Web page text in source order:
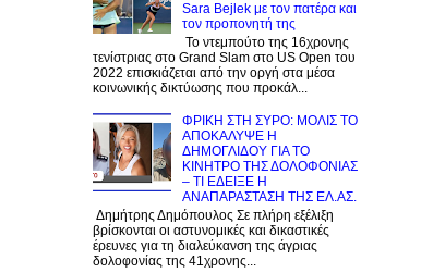
Sara Bejlek με τον πατέρα και
τον προπονητή της
Το ντεμπούτο της 16χρονης
τενίστριας στο Grand Slam στο US Open του
2022 επισκιάζεται από την οργή στα μέσα
κοινωνικής δικτύωσης που προκάλ...
ΦΡΙΚΗ ΣΤΗ ΣΥΡΟ: ΜΟΛΙΣ TO
ΑΠΟΚΑΛΥΨΕ Η
ΔΗΜΟΓΛΙΔΟΥ ΓΙΑ ΤΟ
KINΗΤΡΟ ΤΗΣ ΔΟΛΟΦΟΝΙΑΣ
– ΤΙ ΕΔΕΙΞΕ Η
ΑΝΑΠΑΡΑΣΤΑΣΗ ΤΗΣ ΕΛ.ΑΣ.
Δημήτρης Δημόπουλος Σε πλήρη εξέλιξη
βρίσκονται οι αστυνομικές και δικαστικές
έρευνες για τη διαλεύκανση της άγριας
δολοφονίας της 41χρονης...